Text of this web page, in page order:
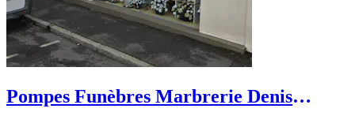
Pompes Funèbres Marbrerie Denis